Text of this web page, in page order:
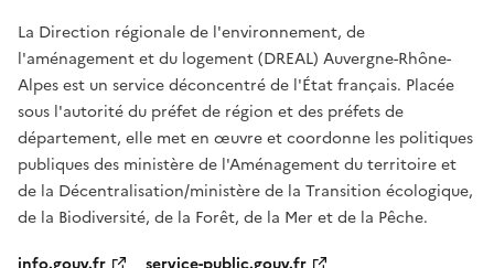
La Direction régionale de l'environnement, de
l'aménagement et du logement (DREAL) Auvergne-Rhône-
Alpes est un service déconcentré de l'État français. Placée
sous l'autorité du préfet de région et des préfets de
département, elle met en œuvre et coordonne les politiques
publiques des ministère de l'Aménagement du territoire et
de la Décentralisation/ministère de la Transition écologique,
de la Biodiversité, de la Forêt, de la Mer et de la Pêche.